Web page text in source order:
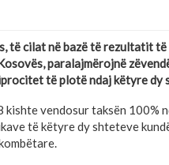
të cilat në bazë të rezultatit
paralajmërojnë
të plotë ndaj këtyre dy
vendosur taksën 100%
të këtyre dy shteteve